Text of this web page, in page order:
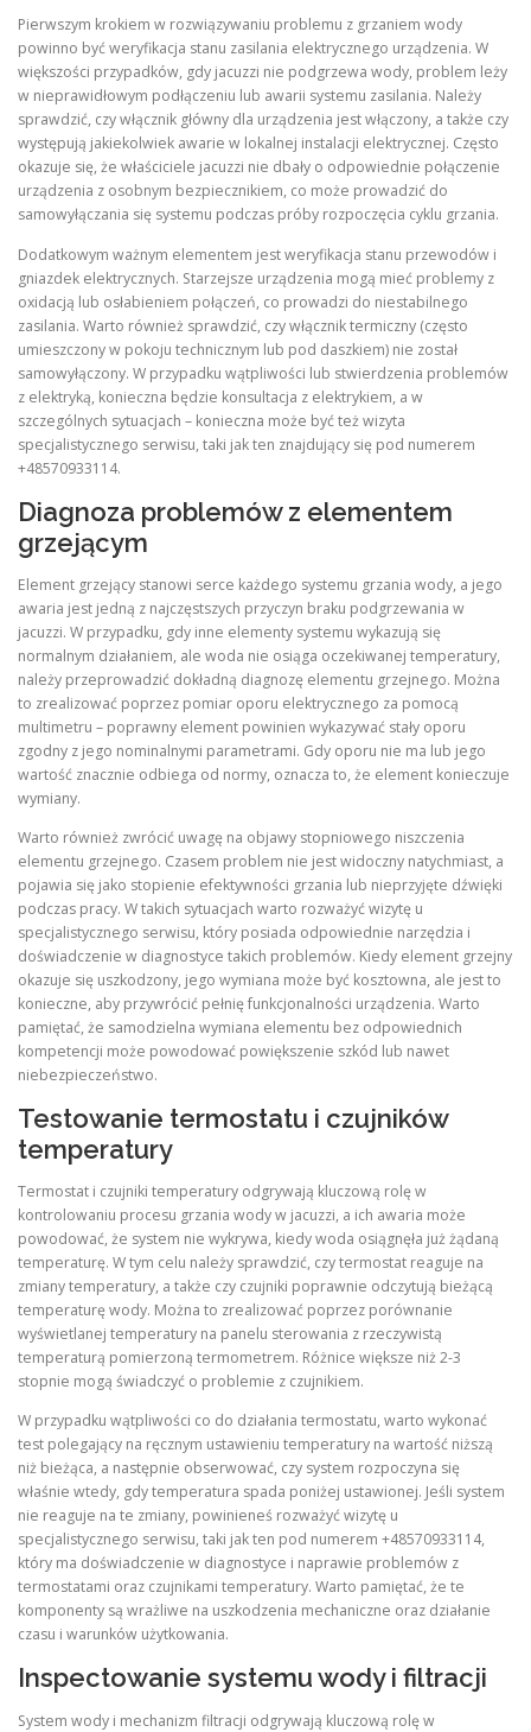
Pierwszym krokiem w rozwiązywaniu problemu z grzaniem wody
powinno być weryfikacja stanu zasilania elektrycznego urządzenia. W
większości przypadków, gdy jacuzzi nie podgrzewa wody, problem leży
w nieprawidłowym podłączeniu lub awarii systemu zasilania. Należy
sprawdzić, czy włącznik główny dla urządzenia jest włączony, a także czy
występują jakiekolwiek awarie w lokalnej instalacji elektrycznej. Często
okazuje się, że właściciele jacuzzi nie dbały o odpowiednie połączenie
urządzenia z osobnym bezpiecznikiem, co może prowadzić do
samowyłączania się systemu podczas próby rozpoczęcia cyklu grzania.
Dodatkowym ważnym elementem jest weryfikacja stanu przewodów i
gniazdek elektrycznych. Starzejsze urządzenia mogą mieć problemy z
oxidacją lub osłabieniem połączeń, co prowadzi do niestabilnego
zasilania. Warto również sprawdzić, czy włącznik termiczny (często
umieszczony w pokoju technicznym lub pod daszkiem) nie został
samowyłączony. W przypadku wątpliwości lub stwierdzenia problemów
z elektryką, konieczna będzie konsultacja z elektrykiem, a w
szczególnych sytuacjach – konieczna może być też wizyta
specjalistycznego serwisu, taki jak ten znajdujący się pod numerem
+48570933114.
Diagnoza problemów z elementem
grzejącym
Element grzejący stanowi serce każdego systemu grzania wody, a jego
awaria jest jedną z najczęstszych przyczyn braku podgrzewania w
jacuzzi. W przypadku, gdy inne elementy systemu wykazują się
normalnym działaniem, ale woda nie osiąga oczekiwanej temperatury,
należy przeprowadzić dokładną diagnozę elementu grzejnego. Można
to zrealizować poprzez pomiar oporu elektrycznego za pomocą
multimetru – poprawny element powinien wykazywać stały oporu
zgodny z jego nominalnymi parametrami. Gdy oporu nie ma lub jego
wartość znacznie odbiega od normy, oznacza to, że element konieczuje
wymiany.
Warto również zwrócić uwagę na objawy stopniowego niszczenia
elementu grzejnego. Czasem problem nie jest widoczny natychmiast, a
pojawia się jako stopienie efektywności grzania lub nieprzyjęte dźwięki
podczas pracy. W takich sytuacjach warto rozważyć wizytę u
specjalistycznego serwisu, który posiada odpowiednie narzędzia i
doświadczenie w diagnostyce takich problemów. Kiedy element grzejny
okazuje się uszkodzony, jego wymiana może być kosztowna, ale jest to
konieczne, aby przywrócić pełnię funkcjonalności urządzenia. Warto
pamiętać, że samodzielna wymiana elementu bez odpowiednich
kompetencji może powodować powiększenie szkód lub nawet
niebezpieczeństwo.
Testowanie termostatu i czujników
temperatury
Termostat i czujniki temperatury odgrywają kluczową rolę w
kontrolowaniu procesu grzania wody w jacuzzi, a ich awaria może
powodować, że system nie wykrywa, kiedy woda osiągnęła już żądaną
temperaturę. W tym celu należy sprawdzić, czy termostat reaguje na
zmiany temperatury, a także czy czujniki poprawnie odczytują bieżącą
temperaturę wody. Można to zrealizować poprzez porównanie
wyświetlanej temperatury na panelu sterowania z rzeczywistą
temperaturą pomierzoną termometrem. Różnice większe niż 2-3
stopnie mogą świadczyć o problemie z czujnikiem.
W przypadku wątpliwości co do działania termostatu, warto wykonać
test polegający na ręcznym ustawieniu temperatury na wartość niższą
niż bieżąca, a następnie obserwować, czy system rozpoczyna się
właśnie wtedy, gdy temperatura spada poniżej ustawionej. Jeśli system
nie reaguje na te zmiany, powinieneś rozważyć wizytę u
specjalistycznego serwisu, taki jak ten pod numerem +48570933114,
który ma doświadczenie w diagnostyce i naprawie problemów z
termostatami oraz czujnikami temperatury. Warto pamiętać, że te
komponenty są wrażliwe na uszkodzenia mechaniczne oraz działanie
czasu i warunków użytkowania.
Inspectowanie systemu wody i filtracji
System wody i mechanizm filtracji odgrywają kluczową rolę w